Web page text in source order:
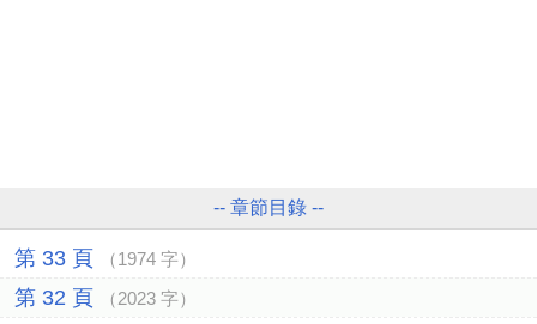
-- 章節目錄 --
第 33 頁 （1974 字）
第 32 頁 （2023 字）